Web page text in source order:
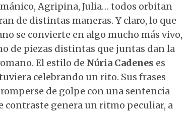
Agripina, Julia… todos orbitan
de distintas maneras. Y claro, lo que
se convierte en algo mucho más vivo,
de piezas distintas que juntas dan la
El estilo de Núria Cadenes es
celebrando un rito. Sus frases
de golpe con una sentencia
contraste genera un ritmo peculiar, a